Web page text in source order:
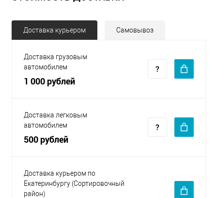
Доставка курьером Самовывоз
Доставка грузовым
автомобилем
1 000 рублей
Доставка легковым
автомобилем
500 рублей
Доставка курьером по
Екатеринбургу (Сортировочный
район)